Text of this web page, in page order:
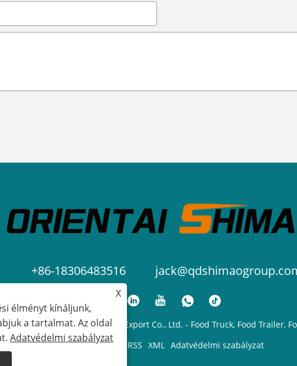
+86-18306483516
Oriental Shimao Import and Export Co., Ltd. - Food Truck, Food Trailer,
Links Sitemap RSS XML Adatvédelmi szabályzat
X
élményt kínáljunk,
a tartalmat. Az oldal
Adatvédelmi szabályzat